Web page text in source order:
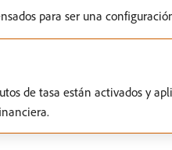
para ser una
de tasa están activados y